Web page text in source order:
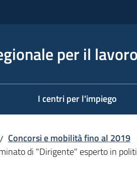
per il lavoro
I centri per l'impiego
/ Concorsi e mobilità fino al 2019
di "Dirigente" esperto in